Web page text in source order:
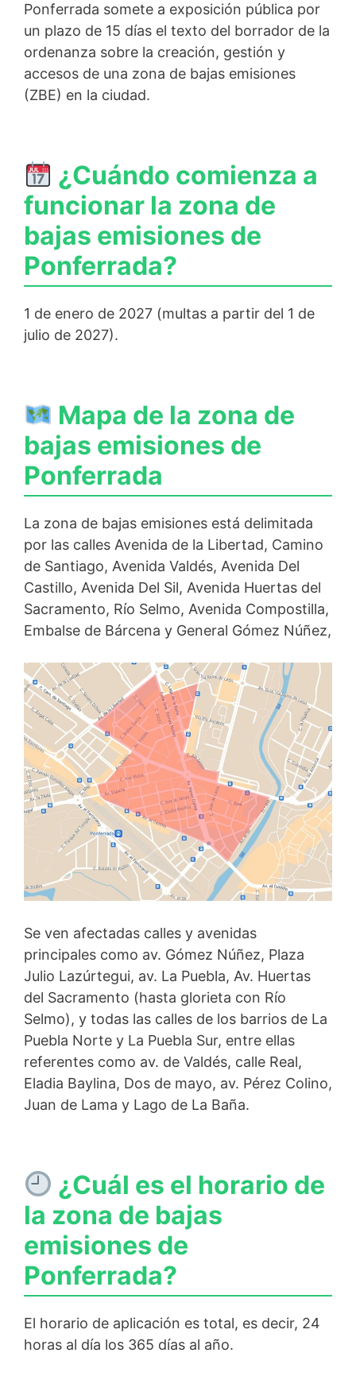
Ponferrada somete a exposición pública por
un plazo de 15 días el texto del borrador de la
ordenanza sobre la creación, gestión y
accesos de una zona de bajas emisiones
(ZBE) en la ciudad.
¿Cuándo comienza a
funcionar la zona de
bajas emisiones de
Ponferrada?
1 de enero de 2027 (multas a partir del 1 de
julio de 2027).
Mapa de la zona de
bajas emisiones de
Ponferrada
La zona de bajas emisiones está delimitada
por las calles Avenida de la Libertad, Camino
de Santiago, Avenida Valdés, Avenida Del
Castillo, Avenida Del Sil, Avenida Huertas del
Sacramento, Río Selmo, Avenida Compostilla,
Embalse de Bárcena y General Gómez Núñez,
Se ven afectadas calles y avenidas
principales como av. Gómez Núñez, Plaza
Julio Lazúrtegui, av. La Puebla, Av. Huertas
del Sacramento (hasta glorieta con Río
Selmo), y todas las calles de los barrios de La
Puebla Norte y La Puebla Sur, entre ellas
referentes como av. de Valdés, calle Real,
Eladia Baylina, Dos de mayo, av. Pérez Colino,
Juan de Lama y Lago de La Baña.
¿Cuál es el horario de
la zona de bajas
emisiones de
Ponferrada?
El horario de aplicación es total, es decir, 24
horas al día los 365 días al año.